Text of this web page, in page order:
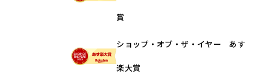
賞
ショップ・オブ・ザ・イヤー あす
楽大賞